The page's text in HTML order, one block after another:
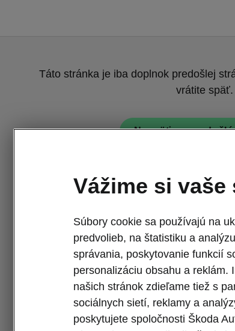
Táto stránka je iba doplnok predošlej
vrátite späť.
Naspäť na
Vážime si vaše
Súbory cookie sa používajú na
predvolieb, na štatistiku a
správania, poskytovanie funkcií
personalizáciu obsahu a reklám.
našich stránok zdieľame tiež s
sociálnych sietí, reklamy a
poskytujete spoločnosti Škoda